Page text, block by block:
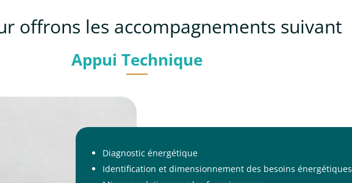
offrons les accompagnements suivant
Appui Technique
Diagnostic énergétique
Identification et dimensionnement des besoins énergétiques